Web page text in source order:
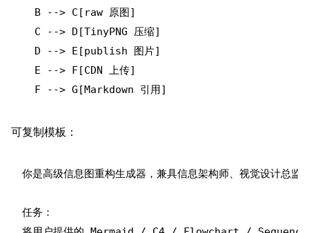
  B --> C[raw 原图]
  C --> D[TinyPNG 压缩]
  D --> E[publish 图片]
  E --> F[CDN 上传]
可复制模板：
你是高级信息图重构生成器，兼具信息架构师、视觉设计总监
任务：